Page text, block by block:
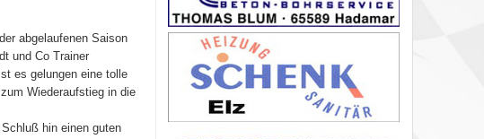
abgelaufenen Saison
und Co Trainer
es gelungen eine tolle
Wiederaufstieg in die
hin einen guten